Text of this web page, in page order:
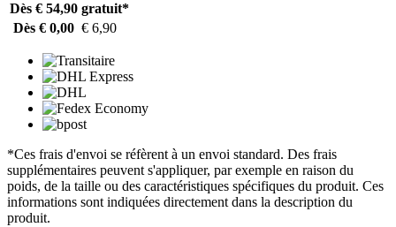
Dès € 54,90 gratuit*
Dès € 0,00 € 6,90
*Ces frais d'envoi se réfèrent à un envoi standard. Des frais
supplémentaires peuvent s'appliquer, par exemple en raison du
poids, de la taille ou des caractéristiques spécifiques du produit. Ces
informations sont indiquées directement dans la description du
produit.